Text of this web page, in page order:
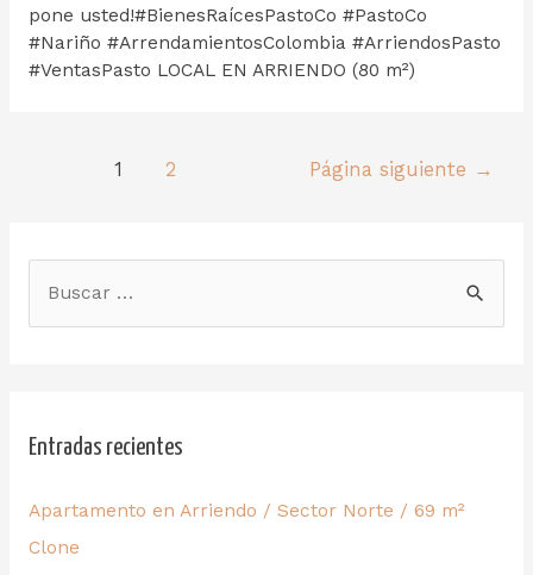
pone usted!#BienesRaícesPastoCo #PastoCo
#Nariño #ArrendamientosColombia #ArriendosPasto
#VentasPasto LOCAL EN ARRIENDO (80 m²)
1 2 Página siguiente →
Entradas recientes
Apartamento en Arriendo / Sector Norte / 69 m²
Clone